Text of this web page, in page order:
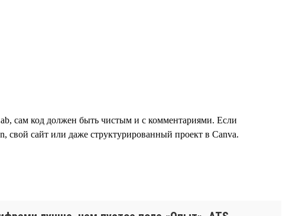
сам код должен быть чистым и с комментариями. Если
сайт или даже структурированный проект в Canva.